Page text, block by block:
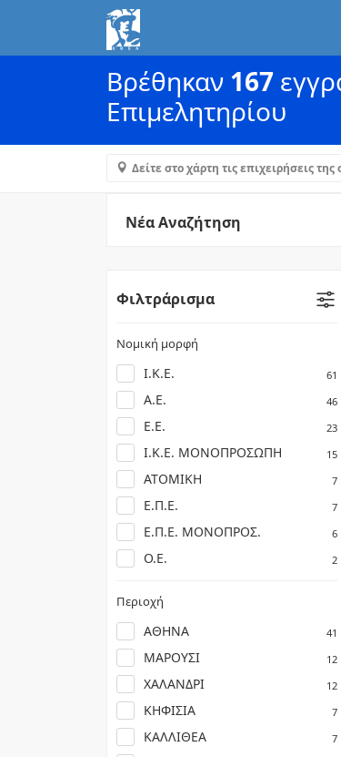
Βρέθηκαν 167
Επιμελητηρίου
Δείτε στο χάρτη τις επιχειρήσεις της
Νέα Αναζήτηση
Φιλτράρισμα
Νομική μορφή
Ι.Κ.Ε. 61
Α.Ε. 46
Ε.Ε. 23
Ι.Κ.Ε. ΜΟΝΟΠΡΟΣΩΠΗ 15
ΑΤΟΜΙΚΗ 7
Ε.Π.Ε. 7
Ε.Π.Ε. ΜΟΝΟΠΡΟΣ. 6
Ο.Ε. 2
Περιοχή
ΑΘΗΝΑ 41
ΜΑΡΟΥΣΙ 12
ΧΑΛΑΝΔΡΙ 12
ΚΗΦΙΣΙΑ 7
ΚΑΛΛΙΘΕΑ 7